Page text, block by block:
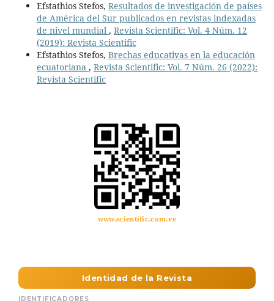
Efstathios Stefos, Resultados de investigación de países
de América del Sur publicados en revistas indexadas
de nivel mundial , Revista Scientific: Vol. 4 Núm. 12
(2019): Revista Scientific
Efstathios Stefos, Brechas educativas en la educación
ecuatoriana , Revista Scientific: Vol. 7 Núm. 26 (2022):
Revista Scientific
www.scientific.com.ve